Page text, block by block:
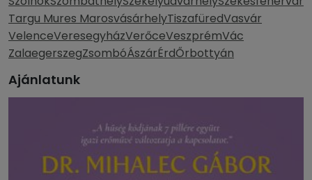
Targu Mures MarosvásárhelyTiszafüredVasvár
VelenceVeresegyházVerőceVeszprémVác
ZalaegerszegZsombóÁszárÉrdŐrbottyán
Ajánlatunk